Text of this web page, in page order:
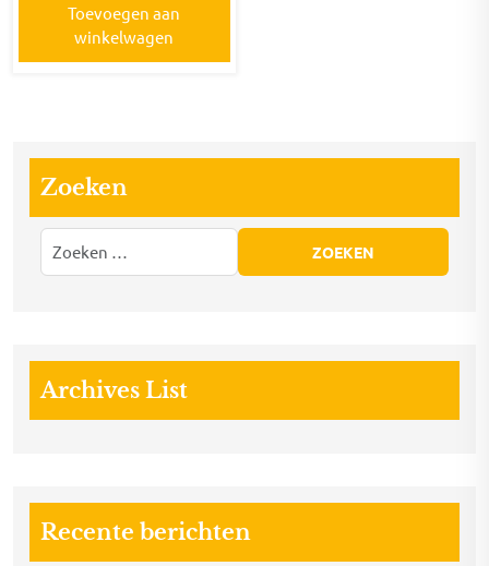
Toevoegen aan
winkelwagen
Zoeken
Archives List
Recente berichten